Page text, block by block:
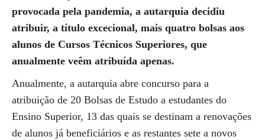
provocada pela pandemia, a autarquia decidiu
atribuir, a título excecional, mais quatro bolsas aos
alunos de Cursos Técnicos Superiores, que
anualmente veêm atribuída apenas.
Anualmente, a autarquia abre concurso para a
atribuição de 20 Bolsas de Estudo a estudantes do
Ensino Superior, 13 das quais se destinam a renovações
de alunos já beneficiários e as restantes sete a novos